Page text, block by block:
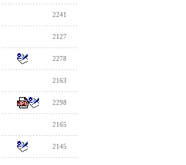
2241
2127
2278
2163
2298
2165
2145